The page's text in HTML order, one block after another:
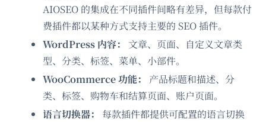
AIOSEO 的集成在不同插件间略有差异，但每款付
费插件都以某种方式支持主要的 SEO 插件。
WordPress 内容：
文章、页面、自定义文章类
型、分类、标签、菜单、小部件。
WooCommerce 功能：
产品标题和描述、分
类、标签、购物车和结算页面、账户页面。
语言切换器：
每款插件都提供可配置的语言切换